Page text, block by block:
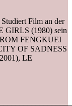
Film an der
GIRLS (1980) sein
FENGKUEI
OF SADNESS
LE